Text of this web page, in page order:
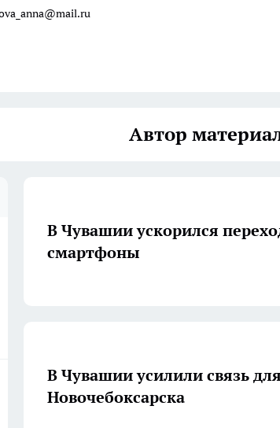
Автор
В Чувашии ускорился
смартфоны
В Чувашии усилили связь
Новочебоксарска